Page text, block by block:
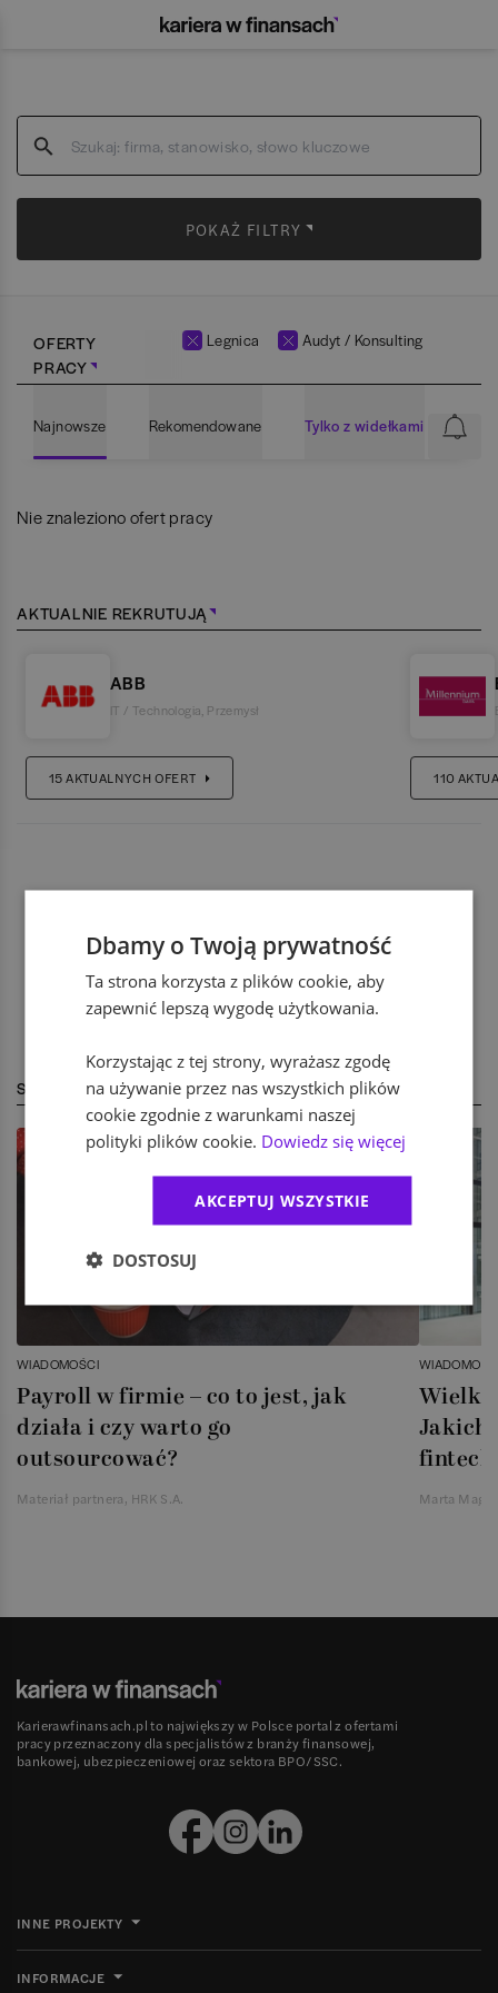
POKAŻ FILTRY
OFERTY
PRACY
Legnica Audyt / Konsulting
Najnowsze Rekomendowane Tylko z widełkami
Nie znaleziono ofert pracy
AKTUALNIE REKRUTUJĄ
ABB
IT / Technologia Przemysł
15AKTUALNYCH OFERT 110
STREFA EKSPERTA
WIADOMOŚCI
Payroll w firmie – co to jest, jak
działa i czy warto go
outsourcować?
Materiał partnera, HRK S.A.
Jakich
Marta
Karierawfinansach.pl to największy w Polsce portal z ofertami
pracy przeznaczony dla specjalistów z branży finansowej,
bankowej, ubezpieczeniowej oraz sektora BPO/SSC.
INNE PROJEKTY
INFORMACJE
Dbamy o Twoją prywatność
Ta strona korzysta z plików cookie, aby
zapewnić lepszą wygodę użytkowania.
Korzystając z tej strony, wyrażasz zgodę
na używanie przez nas wszystkich plików
cookie zgodnie z warunkami naszej
polityki plików cookie. Dowiedz się więcej
AKCEPTUJ WSZYSTKIE
DOSTOSUJ